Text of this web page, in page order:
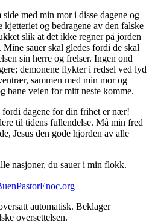
med min mor i disse dagene og
og bedragene av den falske
slik at det ikke regner på jorden
sauer skal gledes fordi de skal
sin herre og frelser. Ingen ond
demonene flykter i redsel ved lyd
sammen med min mor og
bane veien for mitt neste komme.
dagene for din frihet er nær!
til tidens fullendelse. Må min fred
Jesus den gode hjorden av alle
nasjoner, du sauer i min flokk.
automatisk. Beklager
oversettelsen.